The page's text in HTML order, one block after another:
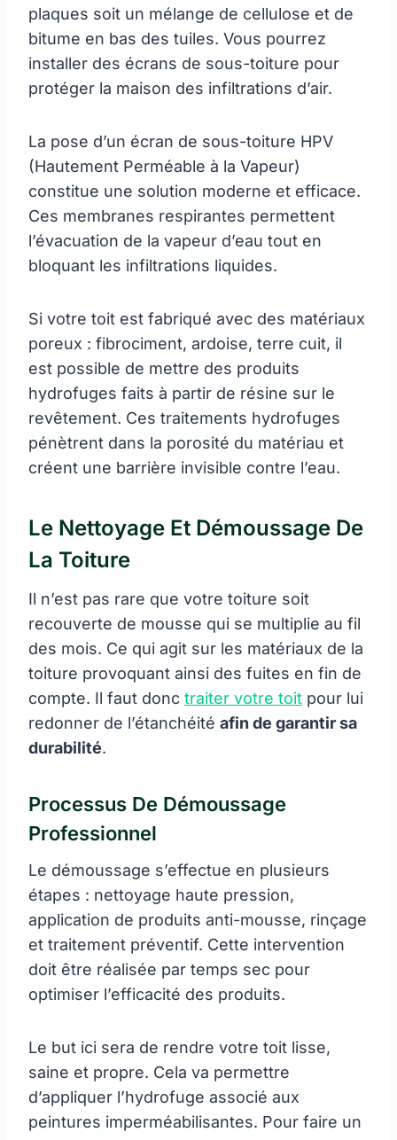
plaques soit un mélange de cellulose et de
bitume en bas des tuiles. Vous pourrez
installer des écrans de sous-toiture pour
protéger la maison des infiltrations d’air.
La pose d’un écran de sous-toiture HPV
(Hautement Perméable à la Vapeur)
constitue une solution moderne et efficace.
Ces membranes respirantes permettent
l’évacuation de la vapeur d’eau tout en
bloquant les infiltrations liquides.
Si votre toit est fabriqué avec des matériaux
poreux : fibrociment, ardoise, terre cuit, il
est possible de mettre des produits
hydrofuges faits à partir de résine sur le
revêtement. Ces traitements hydrofuges
pénètrent dans la porosité du matériau et
créent une barrière invisible contre l’eau.
Le Nettoyage Et Démoussage De
La Toiture
Il n’est pas rare que votre toiture soit
recouverte de mousse qui se multiplie au fil
des mois. Ce qui agit sur les matériaux de la
toiture provoquant ainsi des fuites en fin de
compte. Il faut donc traiter votre toit pour lui
redonner de l’étanchéité afin de garantir sa
durabilité.
Processus De Démoussage
Professionnel
Le démoussage s’effectue en plusieurs
étapes : nettoyage haute pression,
application de produits anti-mousse, rinçage
et traitement préventif. Cette intervention
doit être réalisée par temps sec pour
optimiser l’efficacité des produits.
Le but ici sera de rendre votre toit lisse,
saine et propre. Cela va permettre
d’appliquer l’hydrofuge associé aux
peintures imperméabilisantes. Pour faire un